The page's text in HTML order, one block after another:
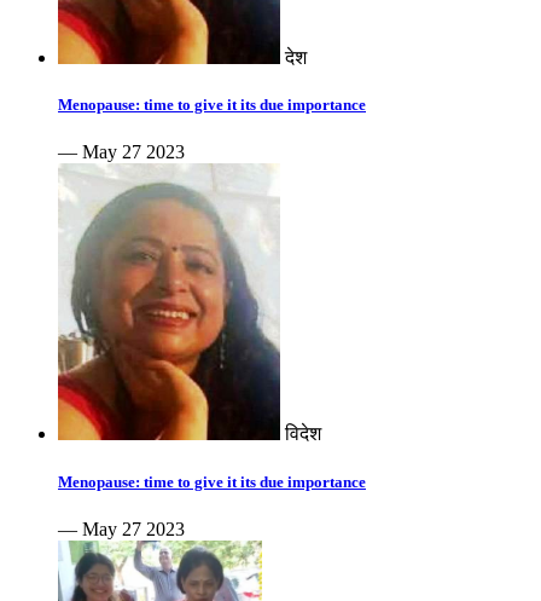
देश
Menopause: time to give it its due importance
— May 27 2023
विदेश
Menopause: time to give it its due importance
— May 27 2023